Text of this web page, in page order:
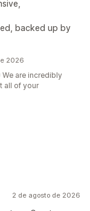
backed up by
2026
are incredibly
all of your
2 de agosto de 2026